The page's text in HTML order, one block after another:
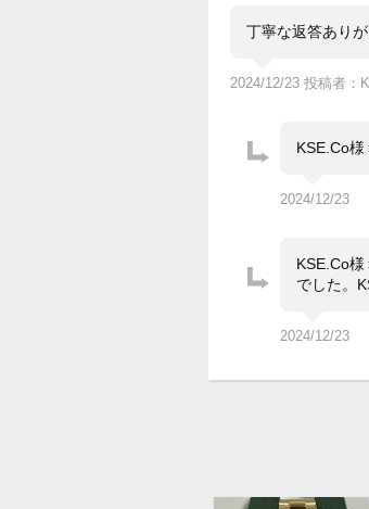
丁寧な返答あり
2024/12/23 投稿者：
KSE.Co
2024/12/23
KSE.Co
でした。
2024/12/23